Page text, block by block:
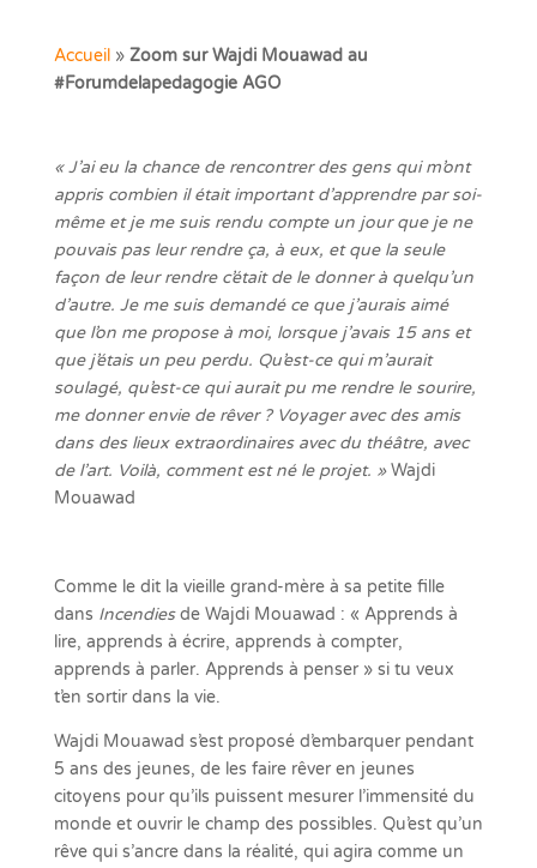
Accueil» Zoom sur Wajdi Mouawad au
#Forumdelapedagogie AGO
« J’ai eu la chance de rencontrer des gens qui m’ont
appris combien il était important d’apprendre par soi-
même et je me suis rendu compte un jour que je ne
pouvais pas leur rendre ça, à eux, et que la seule
façon de leur rendre c’était de le donner à quelqu’un
d’autre. Je me suis demandé ce que j’aurais aimé
que l’on me propose à moi, lorsque j’avais 15 ans et
que j’étais un peu perdu. Qu’est-ce qui m’aurait
soulagé, qu’est-ce qui aurait pu me rendre le sourire,
me donner envie de rêver ? Voyager avec des amis
dans des lieux extraordinaires avec du théâtre, avec
de l’art. Voilà, comment est né le projet. »Wajdi
Mouawad
Comme le dit la vieille grand-mère à sa petite fille
dans Incendiesde Wajdi Mouawad : « Apprends à
lire, apprends à écrire, apprends à compter,
apprends à parler. Apprends à penser » si tu veux
t’en sortir dans la vie.
Wajdi Mouawad s’est proposé d’embarquer pendant
5 ans des jeunes, de les faire rêver en jeunes
citoyens pour qu’ils puissent mesurer l’immensité du
monde et ouvrir le champ des possibles. Qu’est qu’un
rêve qui s’ancre dans la réalité, qui agira comme un